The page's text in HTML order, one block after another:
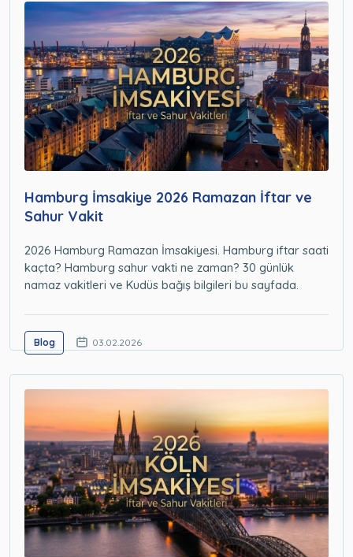
Hamburg İmsakiye 2026 Ramazan İftar ve
Sahur Vakit
2026 Hamburg Ramazan İmsakiyesi. Hamburg iftar saati
kaçta? Hamburg sahur vakti ne zaman? 30 günlük
namaz vakitleri ve Kudüs bağış bilgileri bu sayfada.
Blog 03.02.2026